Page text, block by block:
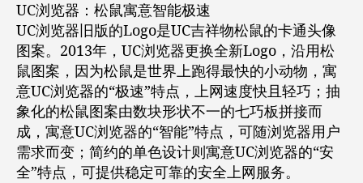
UC浏览器：松鼠寓意智能极速
UC浏览器旧版的Logo是UC吉祥物松鼠的卡通头像
图案。2013年，UC浏览器更换全新Logo，沿用松
鼠图案，因为松鼠是世界上跑得最快的小动物，寓
意UC浏览器的“极速”特点，上网速度快且轻巧；抽
象化的松鼠图案由数块形状不一的七巧板拼接而
成，寓意UC浏览器的“智能”特点，可随浏览器用户
需求而变；简约的单色设计则寓意UC浏览器的“安
全”特点，可提供稳定可靠的安全上网服务。